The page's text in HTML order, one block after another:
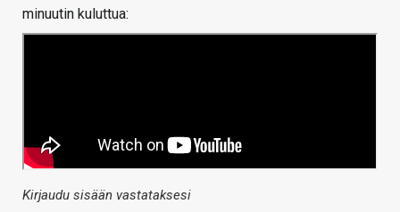
minuutin kuluttua:
Kirjaudu sisään vastataksesi